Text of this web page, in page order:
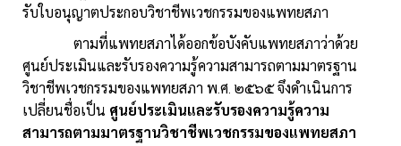
รับใบอนุญาตประกอบวิชาชีพเวชกรรมของแพทยสภา
ตามที่แพทยสภาได้ออกข้อบังคับแพทยสภาว่าด้วย
ศูนย์ประเมินและรับรองความรู้ความสามารถตามมาตรฐาน
วิชาชีพเวชกรรมของแพทยสภา พ.ศ. ๒๕๖๕ จึงดำเนินการ
เปลี่ยนชื่อเป็น ศูนย์ประเมินและรับรองความรู้ความ
สามารถตามมาตรฐานวิชาชีพเวชกรรมของแพทยสภา